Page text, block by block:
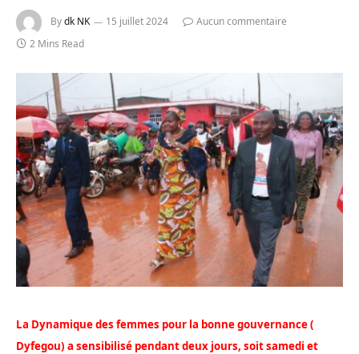
Bydk NK 15 juillet 2024
Aucun commentaire
2 Mins Read
La Dynamique des femmes pour la bonne gouvernance (
Dyfegou) a sensibilisé pendant deux jours, soit samedi et